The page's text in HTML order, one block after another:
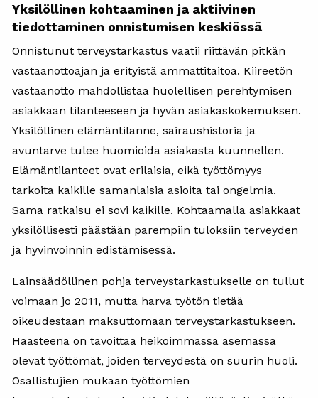
Yksilöllinen kohtaaminen ja aktiivinen
tiedottaminen onnistumisen keskiössä
Onnistunut terveystarkastus vaatii riittävän pitkän
vastaanottoajan ja erityistä ammattitaitoa. Kiireetön
vastaanotto mahdollistaa huolellisen perehtymisen
asiakkaan tilanteeseen ja hyvän asiakaskokemuksen.
Yksilöllinen elämäntilanne, sairaushistoria ja
avuntarve tulee huomioida asiakasta kuunnellen.
Elämäntilanteet ovat erilaisia, eikä työttömyys
tarkoita kaikille samanlaisia asioita tai ongelmia.
Sama ratkaisu ei sovi kaikille. Kohtaamalla asiakkaat
yksilöllisesti päästään parempiin tuloksiin terveyden
ja hyvinvoinnin edistämisessä.
Lainsäädöllinen pohja terveystarkastukselle on tullut
voimaan jo 2011, mutta harva työtön tietää
oikeudestaan maksuttomaan terveystarkastukseen.
Haasteena on tavoittaa heikoimmassa asemassa
olevat työttömät, joiden terveydestä on suurin huoli.
Osallistujien mukaan työttömien